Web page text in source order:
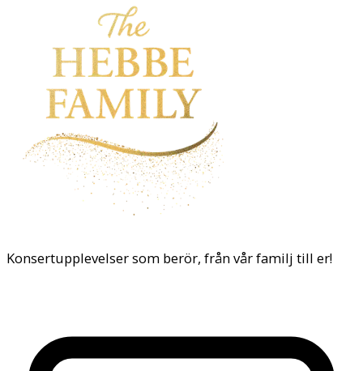
Konsertupplevelser som berör, från vår familj till er!